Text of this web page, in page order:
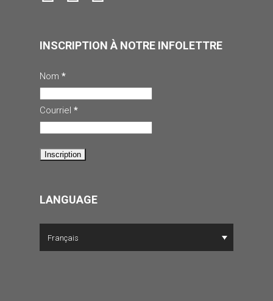
INSCRIPTION À NOTRE INFOLETTRE
Nom *
Courriel *
LANGUAGE
Français